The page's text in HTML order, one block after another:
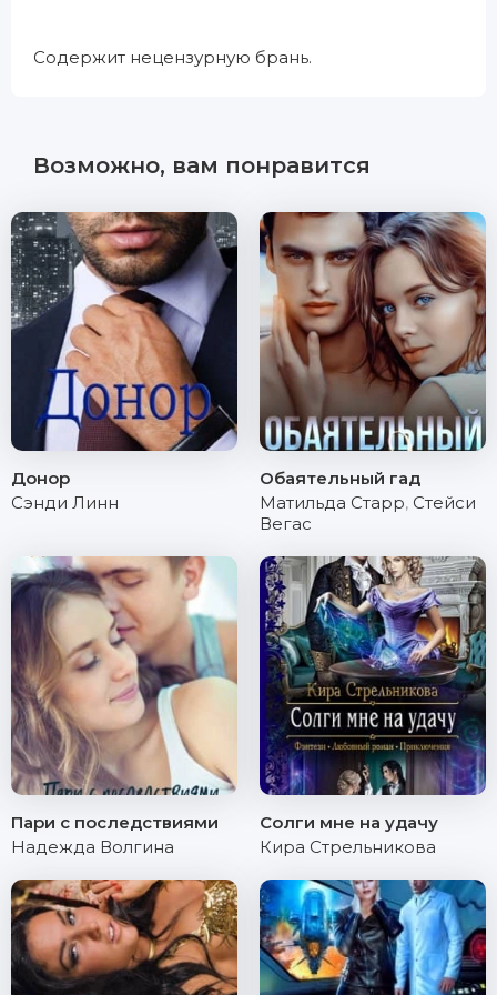
Содержит нецензурную брань.
Возможно, вам понравится
Донор
Сэнди Линн
Обаятельный гад
Матильда Старр, Стейси
Вегас
Пари с последствиями
Надежда Волгина
Солги мне на удачу
Кира Стрельникова